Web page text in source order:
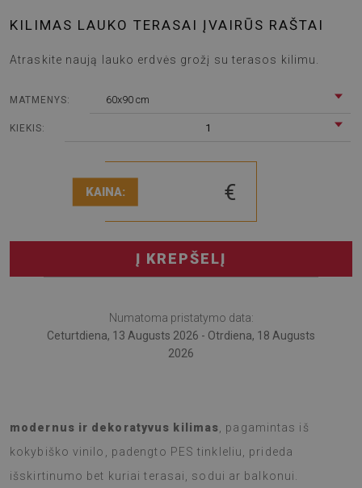
KILIMAS LAUKO TERASAI ĮVAIRŪS RAŠTAI
Atraskite naują lauko erdvės grožį su terasos kilimu.
MATMENYS: 60x90 cm
KIEKIS: 1
KAINA: €
Į KREPŠELĮ
Numatoma pristatymo data:
Ceturtdiena, 13 Augusts 2026 - Otrdiena, 18 Augusts
2026
modernus ir dekoratyvus kilimas , pagamintas iš
kokybiško vinilo, padengto PES tinkleliu, prideda
išskirtinumo bet kuriai terasai, sodui ar balkonui.